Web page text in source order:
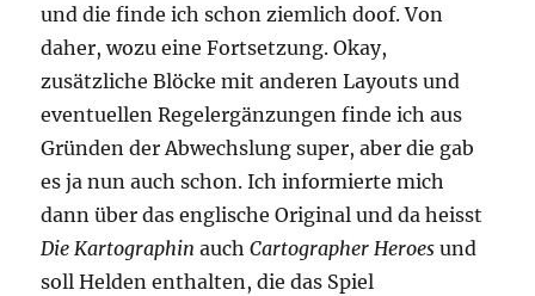
und die finde ich schon ziemlich doof. Von
daher, wozu eine Fortsetzung. Okay,
zusätzliche Blöcke mit anderen Layouts und
eventuellen Regelergänzungen finde ich aus
Gründen der Abwechslung super, aber die gab
es ja nun auch schon. Ich informierte mich
dann über das englische Original und da heisst
Die Kartographin auchCartographer Heroes und
soll Helden enthalten, die das Spiel